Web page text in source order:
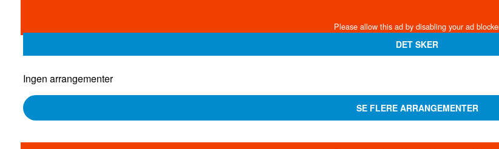
DET SKER
Ingen arrangementer
SE FLERE ARRANGEMENTER